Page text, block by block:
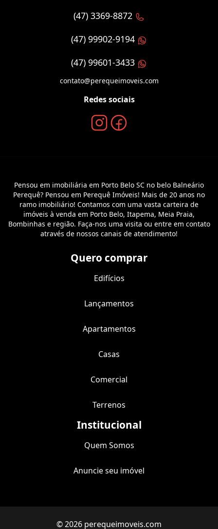
(47) 3369-8872
(47) 99902-9194
(47) 99601-3433
contato@perequeimoveis.com
Redes sociais
Pensou em imobiliária em Porto Belo SC no belo Balneário
Perequê? Pensou em Perequê Imóveis! Mais de 20 anos no
ramo imobiliário! Contamos com uma vasta carteira de
imóveis à venda em Porto Belo, Itapema, Meia Praia,
Bombinhas e região. Faça-nos uma visita ou entre em contato
através de nossos canais de atendimento!
Quero comprar
Edifícios
Lançamentos
Apartamentos
Casas
Comercial
Terrenos
Institucional
Quem Somos
Anuncie seu imóvel
© 2026 perequeimoveis.com